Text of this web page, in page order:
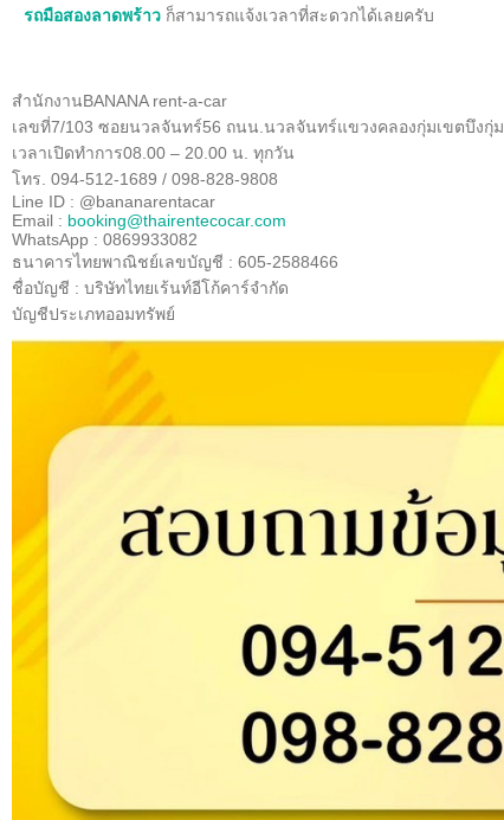
รถมือสองลาดพร้าว ก็สามารถแจ้งเวลาที่สะดวกได้เลยครับ
สำนักงานBANANA rent-a-car
เลขที่7/103 ซอยนวลจันทร์56 ถนน นวลจันทร์แขวงคลองกุ่มเขตบึงกุ่ม
เวลาเปิดทำการ08.00 – 20.00 น ทุกวัน
โทร 094-512-1689 / 098-828-9808
Line ID : @bananarentacar
Email : booking@thairentecocar.com
WhatsApp : 0869933082
ธนาคารไทยพาณิชย์เลขบัญชี : 605-2588466
ชื่อบัญชี : บริษัทไทยเร้นท์อีโก้คาร์จำกัด
บัญชีประเภทออมทรัพย์